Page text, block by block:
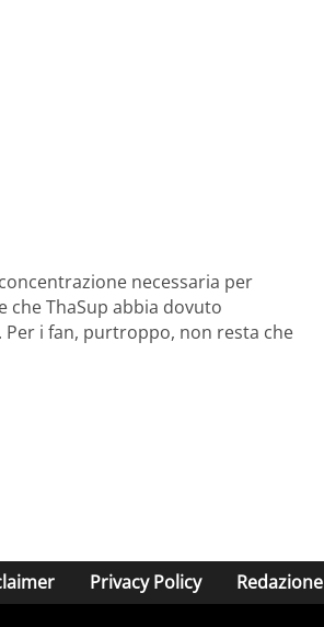
necessaria per
ThaSup abbia dovuto
i fan, purtroppo, non resta che
Privacy Policy Redazione